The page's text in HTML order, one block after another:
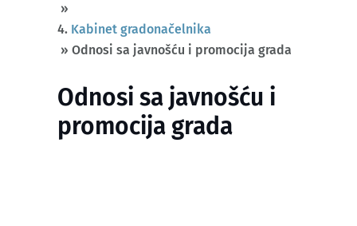
»
Kabinet gradonačelnika
»Odnosi sa javnošću i promocija grada
Odnosi sa javnošću i
promocija grada